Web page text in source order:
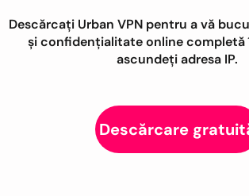
Descărcați Urban VPN pentru a vă
și confidențialitate online completă
ascundeți adresa IP.
Descărcare